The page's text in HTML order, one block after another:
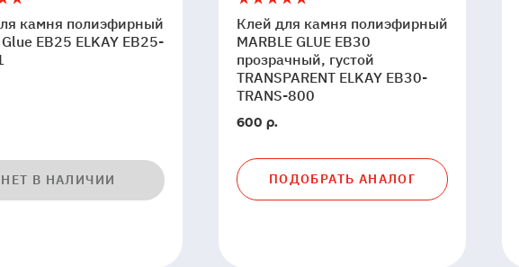
камня полиэфирный
EB25 ELKAY EB25-
НЕТ В НАЛИЧИИ
для
камня
полиэфирный
MARBLE
GLUE
EB30
густой
TRANSPARENT
ELKAY
Клей для камня полиэфирный
MARBLE GLUE EB30
прозрачный, густой
TRANSPARENT ELKAY EB30-
TRANS-800
600 р.
ПОДОБРАТЬ АНАЛОГ